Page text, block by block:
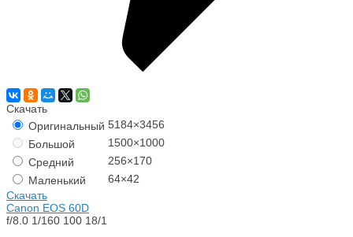
Скачать
Оригинальный 5184×3456
Большой
1500×1000
Средний
256×170
Маленький
64×42
Скачать
Canon EOS 60D
f/8.0 1/160 100 18/1